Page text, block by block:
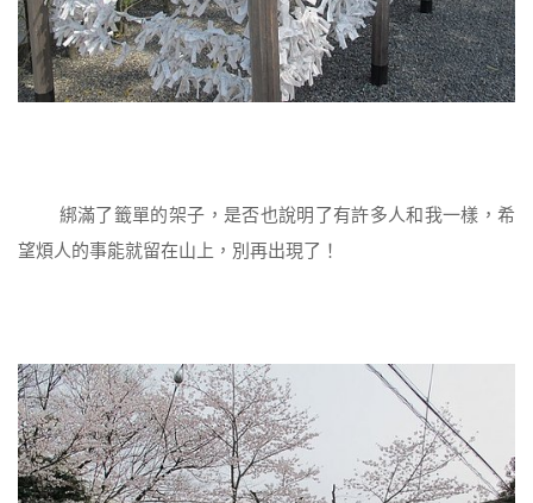
綁滿了籤單的架子，是否也說明了有許多人和我一樣，希
望煩人的事能就留在山上，別再出現了！